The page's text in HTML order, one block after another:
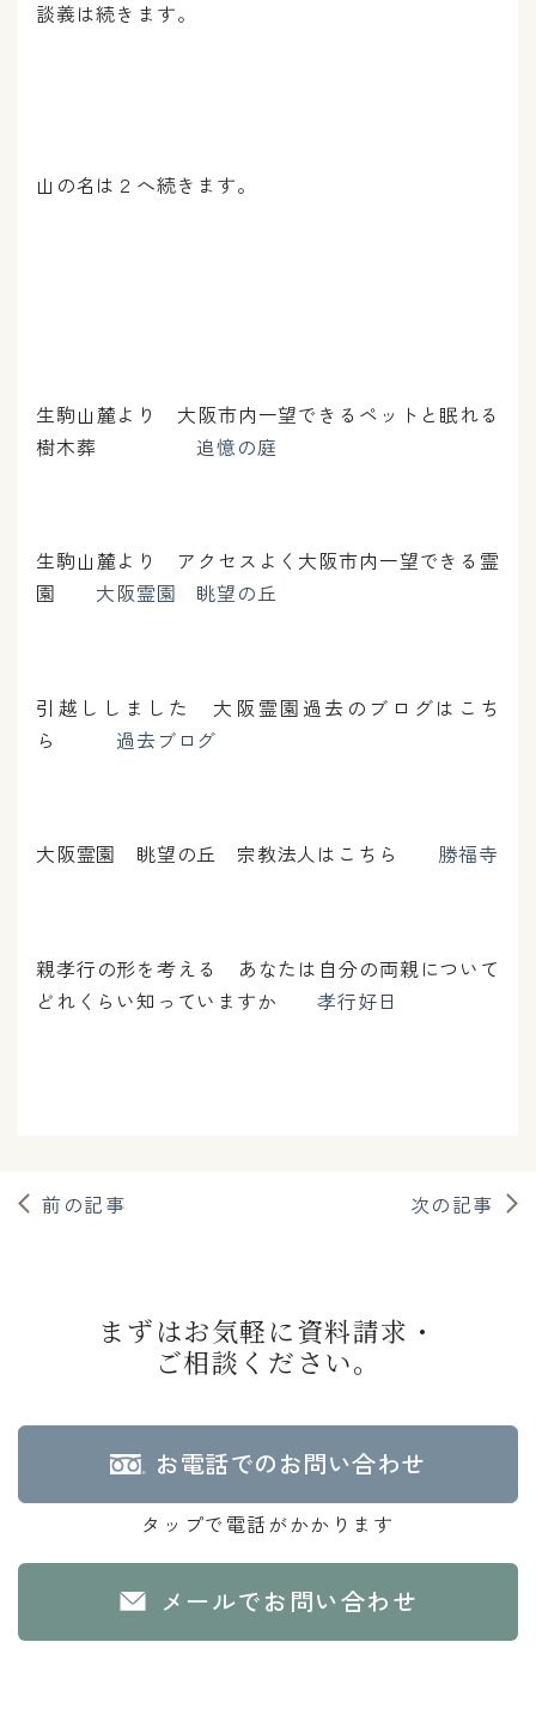
談義は続きます。
山の名は２へ続きます。
生駒山麓より 大阪市内一望できるペットと眠れる
樹木葬追憶の庭
生駒山麓より アクセスよく大阪市内一望できる霊
園 大阪霊園 眺望の丘
引越ししました 大阪霊園過去のブログはこち
ら過去ブログ
大阪霊園 眺望の丘 宗教法人はこちら 勝福寺
親孝行の形を考える あなたは自分の両親について
どれくらい知っていますか孝行好日
前の記事 次の記事
まずはお気軽に資料請求・
ご相談ください。
お電話でのお問い合わせ
タップで電話がかかります
メールでお問い合わせ